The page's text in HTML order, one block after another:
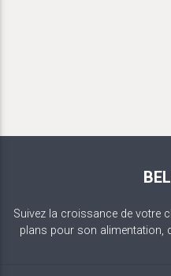
Suivez la croissance de votre
plans pour son alimentation,